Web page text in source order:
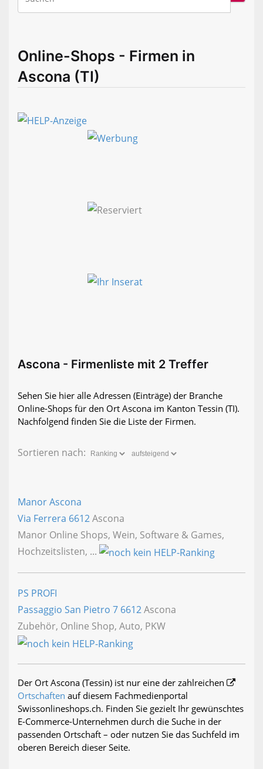
Online-Shops - Firmen in
Ascona (TI)
Ascona - Firmenliste mit 2 Treffer
Sehen Sie hier alle Adressen (Einträge) der Branche
Online-Shops für den Ort Ascona im Kanton Tessin (TI).
Nachfolgend finden Sie die Liste der Firmen.
Sortieren nach:
Manor Ascona
Via Ferrera 6612Ascona
Manor Online Shops, Wein, Software & Games,
Hochzeitslisten, ...
PS PROFI
Passaggio San Pietro 7 6612Ascona
Zubehör, Online Shop, Auto, PKW
Der Ort Ascona (Tessin) ist nur eine der zahlreichen
Ortschaften auf diesem Fachmedienportal
Swissonlineshops.ch. Finden Sie gezielt Ihr gewünschtes
E-Commerce-Unternehmen durch die Suche in der
passenden Ortschaft – oder nutzen Sie das Suchfeld im
oberen Bereich dieser Seite.